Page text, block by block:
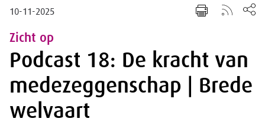
10-11-2025
Zicht op
Podcast 18: De kracht van
medezeggenschap | Brede
welvaart